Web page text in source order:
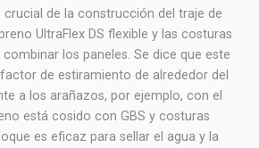
de la construcción del traje de
UltraFlex DS flexible y las costuras
los paneles. Se dice que este
de estiramiento de alrededor del
a los arañazos, por ejemplo, con el
está cosido con GBS y costuras
es eficaz para sellar el agua y la